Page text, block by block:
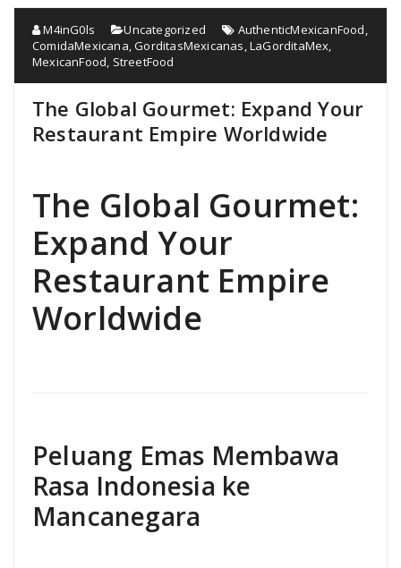
M4inG0ls Uncategorized AuthenticMexicanFood
ComidaMexicana ,GorditasMexicanas ,LaGorditaMex
MexicanFood StreetFood
The Global Gourmet: Expand Your
Restaurant Empire Worldwide
The Global Gourmet:
Expand Your
Restaurant Empire
Worldwide
Peluang Emas Membawa
Rasa Indonesia ke
Mancanegara